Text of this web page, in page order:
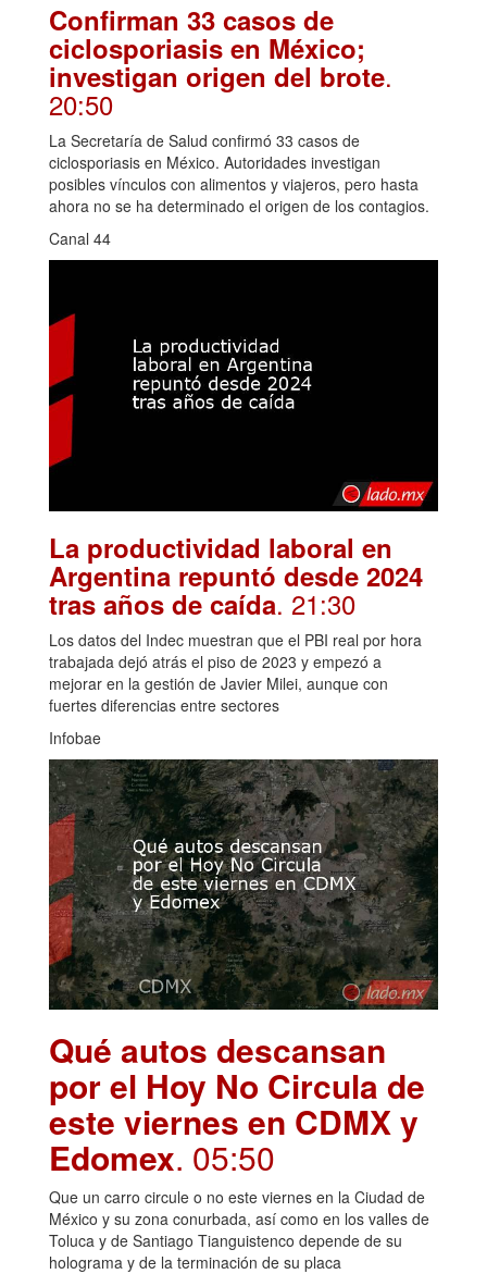
Confirman 33 casos de
ciclosporiasis en México;
investigan origen del brote.
20:50
La Secretaría de Salud confirmó 33 casos de
ciclosporiasis en México. Autoridades investigan
posibles vínculos con alimentos y viajeros, pero hasta
ahora no se ha determinado el origen de los contagios.
Canal 44
La productividad laboral en
Argentina repuntó desde 2024
tras años de caída. 21:30
Los datos del Indec muestran que el PBI real por hora
trabajada dejó atrás el piso de 2023 y empezó a
mejorar en la gestión de Javier Milei, aunque con
fuertes diferencias entre sectores
Infobae
Qué autos descansan
por el Hoy No Circula de
este viernes en CDMX y
Edomex. 05:50
Que un carro circule o no este viernes en la Ciudad de
México y su zona conurbada, así como en los valles de
Toluca y de Santiago Tianguistenco depende de su
holograma y de la terminación de su placa